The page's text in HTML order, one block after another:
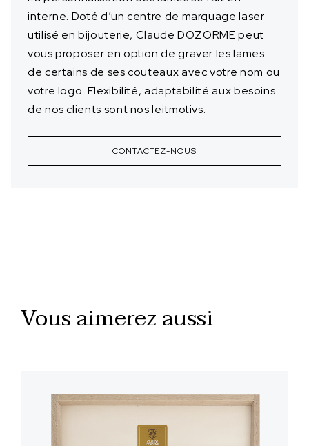
interne. Doté d’un centre de marquage laser
utilisé en bijouterie, Claude DOZORME peut
vous proposer en option de graver les lames
de certains de ses couteaux avec votre nom ou
votre logo. Flexibilité, adaptabilité aux besoins
de nos clients sont nos leitmotivs.
CONTACTEZ-NOUS
Vous aimerez aussi